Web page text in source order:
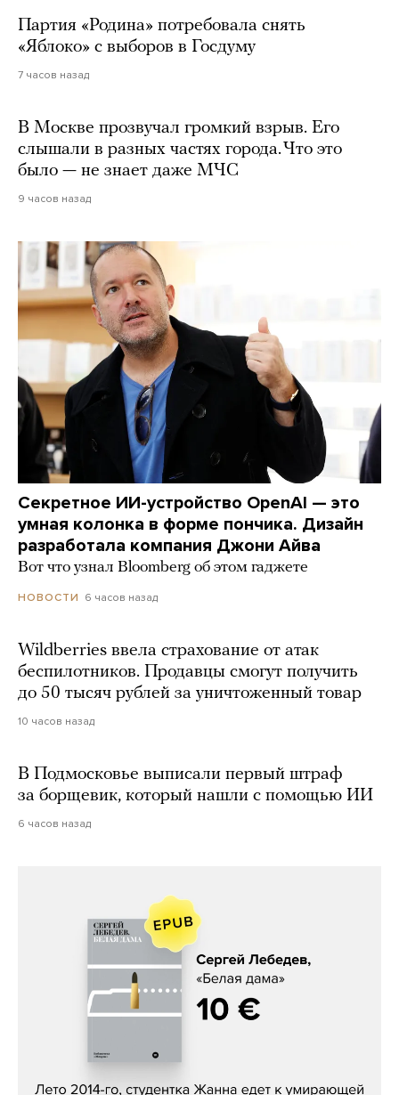
Партия «Родина» потребовала снять
«Яблоко» с выборов в Госдуму
7 часов назад
В Москве прозвучал громкий взрыв. Его
слышали в разных частях города. Что это
было — не знает даже МЧС
9 часов назад
Секретное ИИ-устройство OpenAI — это
умная колонка в форме пончика. Дизайн
разработала компания Джони Айва
Вот что узнал Bloomberg об этом гаджете
НОВОСТИ 6 часов назад
Wildberries ввела страхование от атак
беспилотников. Продавцы смогут получить
до 50 тысяч рублей за уничтоженный товар
10 часов назад
В Подмосковье выписали первый штраф
за борщевик, который нашли с помощью ИИ
6 часов назад
Сергей Лебедев, «Белая дама»